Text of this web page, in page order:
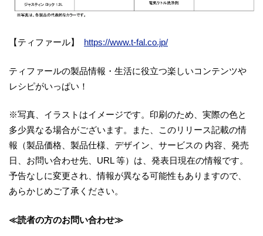
【ティファール】 https://www.t-fal.co.jp/
ティファールの製品情報・生活に役立つ楽しいコンテンツや
レシピがいっぱい！
※写真、イラストはイメージです。印刷のため、実際の色と
多少異なる場合がございます。また、このリリース記載の情
報（製品価格、製品仕様、デザイン、サービスの 内容、発売
日、お問い合わせ先、URL 等）は、発表日現在の情報です。
予告なしに変更され、情報が異なる可能性もありますので、
あらかじめご了承ください。
≪読者の方のお問い合わせ≫